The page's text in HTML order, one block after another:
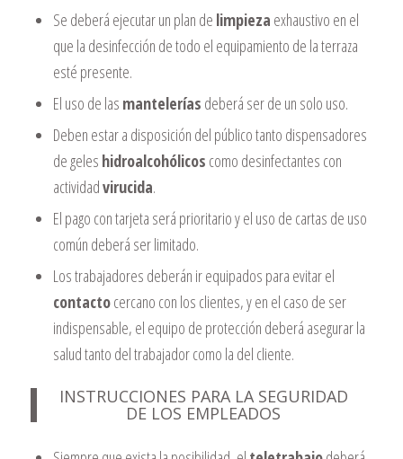
Se deberá ejecutar un plan de limpieza exhaustivo en el
que la desinfección de todo el equipamiento de la terraza
esté presente.
El uso de las mantelerías deberá ser de un solo uso.
Deben estar a disposición del público tanto dispensadores
de geles hidroalcohólicos como desinfectantes con
actividadvirucida.
El pago con tarjeta será prioritario y el uso de cartas de uso
común deberá ser limitado.
Los trabajadores deberán ir equipados para evitar el
contactocercano con los clientes, y en el caso de ser
indispensable, el equipo de protección deberá asegurar la
salud tanto del trabajador como la del cliente.
INSTRUCCIONES PARA LA SEGURIDAD
DE LOS EMPLEADOS